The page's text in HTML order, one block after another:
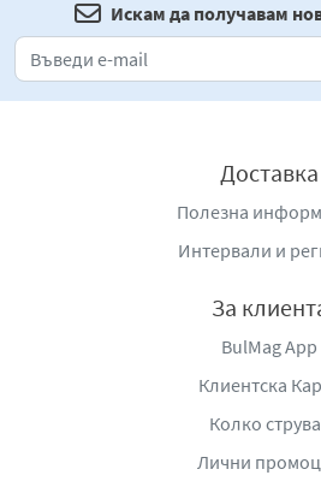
Искам да получавам
Доставка
Полезна
Интервали и
За
BulMag App
Клиентска
Колко
Лични